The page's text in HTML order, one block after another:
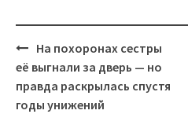
Post
navigation
На похоронах сестры
её выгнали за дверь — но
правда раскрылась спустя
годы унижений